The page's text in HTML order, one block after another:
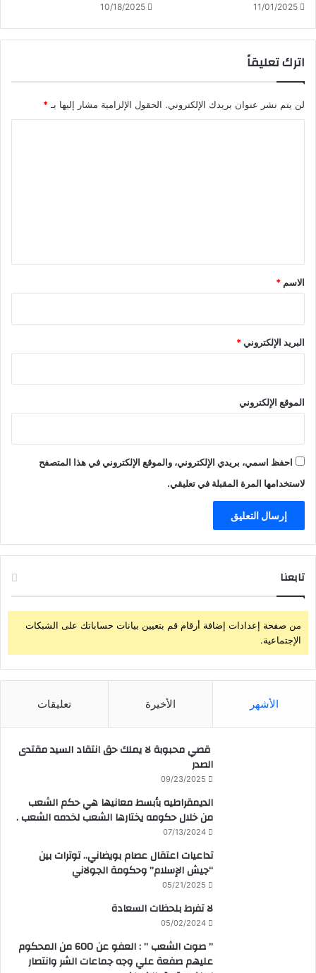
ا
ئ
ي
ة
ل
د
ن
ا
ل
ا
ب
"
11/01/2025
10/18/2025
اترك تعليقاً
لن يتم نشر عنوان بريدك الإلكتروني. الحقول الإلزامية مشار إليها بـ *
*
الاسم *
البريد الإلكتروني*
الموقع الإلكتروني
احفظ اسمي، بريدي الإلكتروني، والموقع الإلكتروني في هذا المتصفح
لاستخدامها المرة المقبلة في تعليقي.
تابعنا
من صفحة إعدادات إضافة أرقام قم بتعيين بيانات حساباتك على الشبكات
الإجتماعية.
الأشهر الأخيرة تعليقات
قصي محبوبة لا يملك حق انتقاد السيد مقتدى
الصدر
09/23/2025
الديمقراطيه بأبسط معانيها هي حكم الشعب
من خلال حكومه يختارها الشعب لخدمه الشعب .
07/13/2024
تداعيات اعتقال عصام بويضاني.. توترات بين
“جيش الإسلام” وحكومة الجولاني
05/21/2025
لا تفرط بلحظات السعادة
05/02/2024
” صوت الشعب ” : العفو عن 600 من المحكوم
عليهم صفعة علي وجه جماعات الشر وانتصار